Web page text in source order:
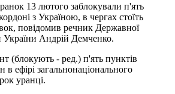
13 лютого заблокували п'ять
з Україною, в чергах стоїть
повідомив речник Державної
України Андрій Демченко.
(блокують - ред.) п'ять пунктів
в ефірі загальнонаціонального
уранці.